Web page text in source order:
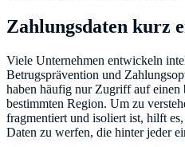
Zahlungsdaten kurz
Viele Unternehmen entwickeln
Betrugsprävention und
haben häufig nur Zugriff auf einen
bestimmten Region. Um zu
fragmentiert und isoliert ist, hilft
Daten zu werfen, die hinter jeder